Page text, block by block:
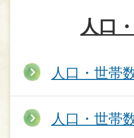
人口
人口・世帯
人口・世帯